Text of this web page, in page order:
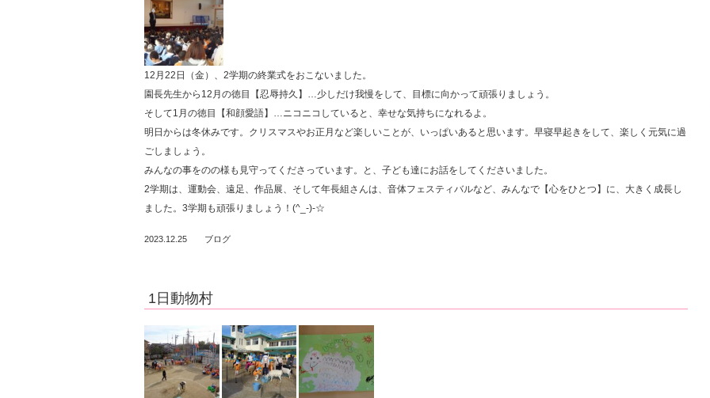
12月22日（金）、2学期の終業式をおこないました。
園長先生から12月の徳目【忍辱持久】…少しだけ我慢をして、目標に向かって頑張りましょう。
そして1月の徳目【和顔愛語】…ニコニコしていると、幸せな気持ちになれるよ。
明日からは冬休みです。クリスマスやお正月など楽しいことが、いっぱいあると思います。早寝早起きをして、楽しく元気に過
ごしましょう。
みんなの事をのの様も見守ってくださっています。と、子ども達にお話をしてくださいました。
2学期は、運動会、遠足、作品展、そして年長組さんは、音体フェスティバルなど、みんなで【心をひとつ】に、大きく成長し
ました。3学期も頑張りましょう！(^_-)-☆
2023.12.25 ブログ
1日動物村